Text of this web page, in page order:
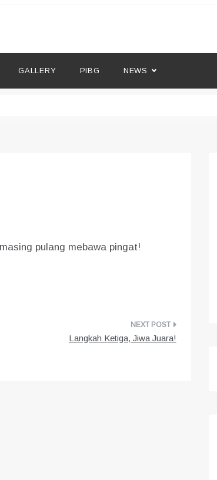
GALLERY PIBG NEWS
pulang mebawa pingat!
Langkah Ketiga, Jiwa Juara!